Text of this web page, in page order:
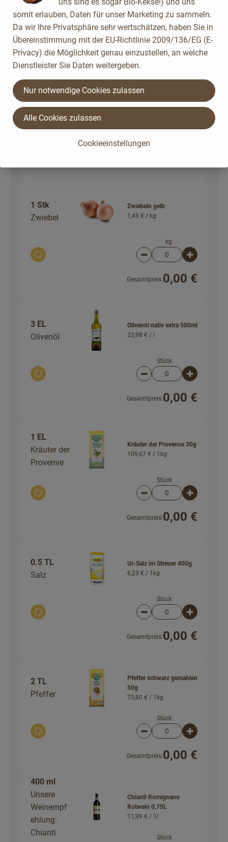
Auswahl ändern
Stück
Artikelanzahl
Gesamtpreis:0,00 €
Auswahl ändern
Knoblauch frisch
Artikelanzahl
1 Stk
Zwiebel
Auswahl ändern
Zwiebeln gelb
1,49 € / kg
kg
Artikelanzahl
Gesamtpreis:0,00 €
3 EL
Olivenöl
Auswahl ändern
Olivenöl nativ extra 500ml
23,98 € /
Stück
Artikelanzahl
Gesamtpreis:0,00 €
1 EL
Kräuter der
Provenve
Auswahl ändern
Kräuter der Provence 30g
109,67 € / 1kg
Stück
Artikelanzahl
Gesamtpreis:0,00 €
0.5 TL
Salz
Auswahl ändern
Ur-Salz im Streuer 400g
6,23 € / 1kg
Stück
Artikelanzahl
Gesamtpreis:0,00 €
2 TL
Pfeffer
Auswahl ändern
Pfeffer schwarz gemahlen
50g
73,80 € / 1kg
Stück
Artikelanzahl
Gesamtpreis:0,00 €
400 ml
Unsere
Weinempf
ehlung:
Chianti
Chianti Romignano
Rotwein 0,75L
11,99 € / 1l
Stück
somit erlauben, Daten für unser Marketing zu sammeln.
Da wir Ihre Privatsphäre sehr wertschätzen, haben Sie in
Übereinstimmung mit der EU-Richtlinie 2009/136/EG (E-
Privacy) die Möglichkeit genau einzustellen, an welche
Dienstleister Sie Daten weitergeben.
Cookieeinstellungen
Nur notwendige Cookies zulassen
Alle Cookies zulassen